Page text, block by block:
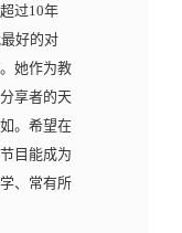
过10年
好的对
她作为教
享者的天
。希望在
目能成为
、常有所